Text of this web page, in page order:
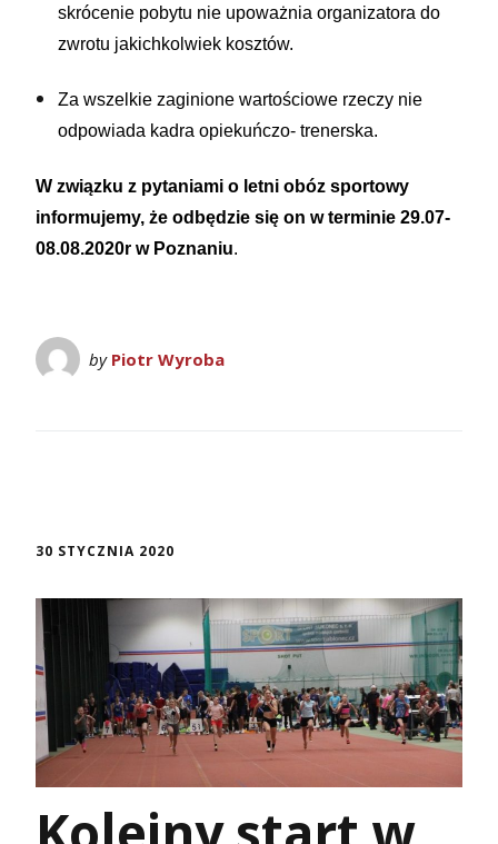
skrócenie pobytu nie upoważnia organizatora do
zwrotu jakichkolwiek kosztów.
Za wszelkie zaginione wartościowe rzeczy nie
odpowiada kadra opiekuńczo- trenerska.
W związku z pytaniami o letni obóz sportowy
informujemy, że odbędzie się on w terminie 29.07-
08.08.2020r w Poznaniu.
by Piotr Wyroba
30 STYCZNIA 2020